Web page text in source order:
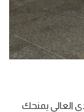
العالي يمنحك